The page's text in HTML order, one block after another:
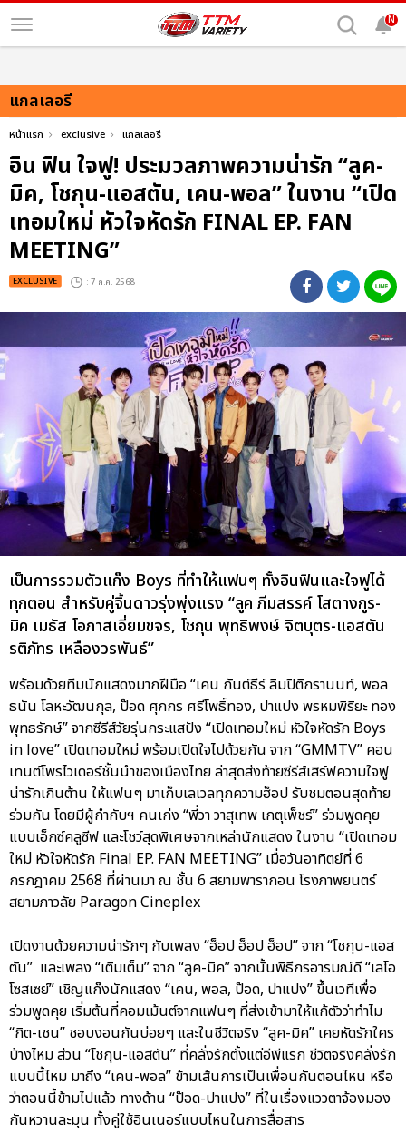
N
แกลเลอรี
หน้าแรก exclusive แกลเลอรี
อิน ฟิน ใจฟู! ประมวลภาพความน่ารัก “ลูค-
มิค, โชกุน-แอสตัน, เคน-พอล” ในงาน “เปิด
เทอมใหม่ หัวใจหัดรัก FINAL EP. FAN
MEETING”
EXCLUSIVE : 7 ก.ค. 2568
เป็นการรวมตัวแก๊ง Boys ที่ทำให้แฟนๆ ทั้งอินฟินและใจฟูได้
ทุกตอน สำหรับคู่จิ้นดาวรุ่งพุ่งแรง “ลูค ภีมสรรค์ โสตางกูร-
มิค เมธัส โอภาสเอี่ยมขจร, โชกุน พุทธิพงษ์ จิตบุตร-แอสตัน
รติภัทร เหลืองวรพันธ์”
พร้อมด้วยทีมนักแสดงมากฝีมือ “เคน กันต์ธีร์ ลิมปิติกรานนท์, พอล
ธนัน โลหะวัฒนกุล, ป๊อด ศุภกร ศรีโพธิ์ทอง, ปาแปง พรหมพิริยะ ทอง
พุทธรักษ์” จากซีรีส์วัยรุ่นกระแสปัง “เปิดเทอมใหม่ หัวใจหัดรัก Boys
in love” เปิดเทอมใหม่ พร้อมเปิดใจไปด้วยกัน จาก “GMMTV” คอน
เทนต์โพรไวเดอร์ชั้นนำของเมืองไทย ล่าสุดส่งท้ายซีรีส์เสิร์ฟความใจฟู
น่ารักเกินต้าน ให้แฟนๆ มาเก็บเลเวลทุกความฮ็อป รับชมตอนสุดท้าย
ร่วมกัน โดยมีผู้กำกับฯ คนเก่ง “พี่วา วาสุเทพ เกตุเพ็ชร์” ร่วมพูดคุย
แบบเอ็กซ์คลูซีฟ และโชว์สุดพิเศษจากเหล่านักแสดง ในงาน “เปิดเทอม
ใหม่ หัวใจหัดรัก Final EP. FAN MEETING” เมื่อวันอาทิตย์ที่ 6
กรกฎาคม 2568 ที่ผ่านมา ณ ชั้น 6 สยามพารากอน โรงภาพยนตร์
สยามภาวลัย Paragon Cineplex
เปิดงานด้วยความน่ารักๆ กับเพลง “ฮ็อป ฮ็อป ฮ็อป” จาก “โชกุน-แอส
ตัน” และเพลง “เติมเต็ม” จาก “ลูค-มิค” จากนั้นพิธีกรอารมณ์ดี “เลโอ
โซสเซย์” เชิญแก๊งนักแสดง “เคน, พอล, ป๊อด, ปาแปง” ขึ้นเวทีเพื่อ
ร่วมพูดคุย เริ่มต้นที่คอมเม้นต์จากแฟนๆ ที่ส่งเข้ามาให้แก้ตัวว่าทำไม
“กิต-เชน” ชอบงอนกันบ่อยๆ และในชีวิตจริง “ลูค-มิค” เคยหัดรักใคร
บ้างไหม ส่วน “โชกุน-แอสตัน” ที่คลั่งรักตั้งแต่อีพีแรก ชีวิตจริงคลั่งรัก
แบบนี้ไหม มาถึง “เคน-พอล” ข้ามเส้นการเป็นเพื่อนกันตอนไหน หรือ
ว่าตอนนี้ข้ามไปแล้ว ทางด้าน “ป๊อด-ปาแปง” ที่ในเรื่องแววตาจ้องมอง
กันหวานละมุน ทั้งคู่ใช้อินเนอร์แบบไหนในการสื่อสาร